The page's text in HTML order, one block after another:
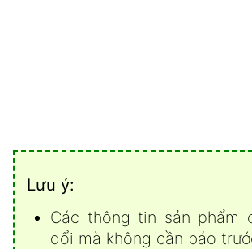
Lưu ý:
Các thông tin sản phẩm
đổi mà không cần báo